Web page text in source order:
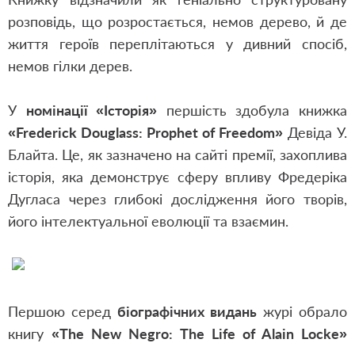
розповідь, що розростається, немов дерево, й де
життя героїв переплітаються у дивний спосіб,
немов гілки дерев.
У номінації «Історія» першість здобула книжка
«Frederick Douglass: Prophet of Freedom» Девіда У.
Блайта. Це, як зазначено на сайті премії, захоплива
історія, яка демонструє сферу впливу Фредеріка
Дугласа через глибокі дослідження його творів,
його інтелектуальної еволюції та взаємин.
Першою серед біографічних видань журі обрало
книгу«The New Negro: The Life of Alain Locke»